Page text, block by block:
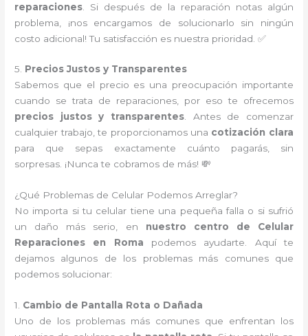
reparaciones . Si después de la reparación notas algún
problema, ¡nos encargamos de solucionarlo sin ningún
costo adicional! Tu satisfacción es nuestra prioridad. ✅
5. Precios Justos y Transparentes
Sabemos que el precio es una preocupación importante
cuando se trata de reparaciones, por eso te ofrecemos
precios justos y transparentes. Antes de comenzar
cualquier trabajo, te proporcionamos una cotización clara
para que sepas exactamente cuánto pagarás, sin
sorpresas. ¡Nunca te cobramos de más! 💸
¿Qué Problemas de Celular Podemos Arreglar?
No importa si tu celular tiene una pequeña falla o si sufrió
un daño más serio, en nuestro centro de Celular
Reparaciones en Roma podemos ayudarte. Aquí te
dejamos algunos de los problemas más comunes que
podemos solucionar:
1. Cambio de Pantalla Rota o Dañada
Uno de los problemas más comunes que enfrentan los